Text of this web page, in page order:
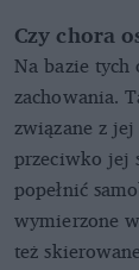
Czy chora
Na bazie
zachowania.
związane z
przeciwko jej
popełnić
wymierzone
też